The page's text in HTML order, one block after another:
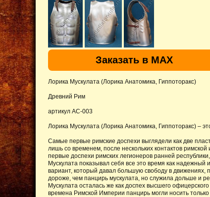
Заказать в MAX
Лорика Мускулата (Лорика Анатомика, Гиппоторакс)
Древний Рим
артикул AC-003
Лорика Мускулата (Лорика Анатомика, Гиппоторакс) –
Самые первые римские доспехи выглядели как две
лишь со временем, после нескольких контактов
первые доспехи римских легионеров ранней
Мускулата показывал себя все это время как
вариант, который давал большую свободу в движениях,
дороже, чем панцирь мускулата, но служила дольше и
Мускулата осталась же как доспех высшего
времена Римской Империи панцирь могли носить